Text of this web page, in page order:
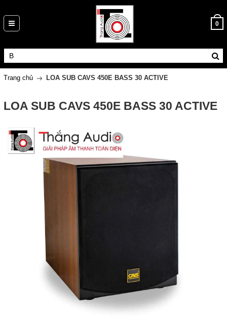
0
Trang chủ LOA SUB CAVS 450E BASS 30 ACTIVE
LOA SUB CAVS 450E BASS 30 ACTIVE